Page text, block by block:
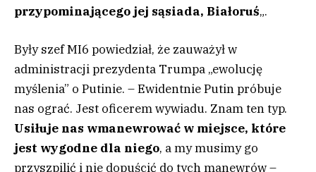
przypominającego jej sąsiada, Białoruś„.
Były szef MI6 powiedział, że zauważył w
administracji prezydenta Trumpa „ewolucję
myślenia” o Putinie. – Ewidentnie Putin próbuje
nas ograć. Jest oficerem wywiadu. Znam ten typ.
Usiłuje nas wmanewrować w miejsce, które
jest wygodne dla niego, a my musimy go
przyszpilić i nie dopuścić do tych manewrów –